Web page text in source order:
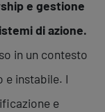
e gestione
di azione.
in un contesto
e instabile. I
e